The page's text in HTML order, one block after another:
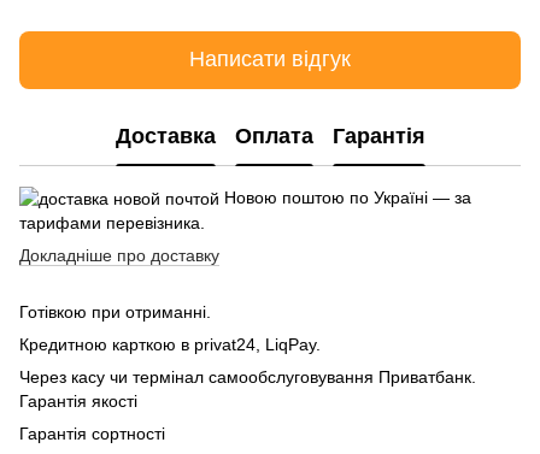
Написати відгук
Доставка Оплата Гарантія
Новою поштою по Україні — за
тарифами перевізника.
Докладніше про доставку
Готівкою при отриманні.
Кредитною карткою в privat24, LiqPay.
Через касу чи термінал самообслуговування Приватбанк.
Гарантія якості
Гарантія сортності